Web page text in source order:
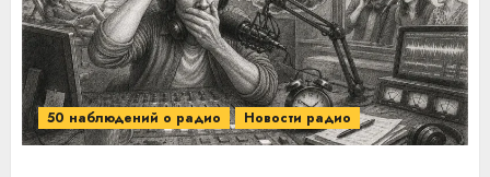
50 наблюдений о радио Новости радио